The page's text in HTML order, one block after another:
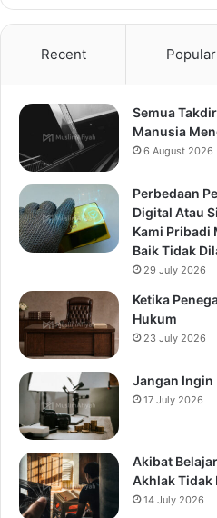
Recent Popular
Semua
Manusia
6 August 2026
Perbedaan
Digital Atau
Kami Pribadi
Baik Tidak
29 July 2026
Ketika
Hukum
23 July 2026
Jangan Ingin
17 July 2026
Akibat
Akhlak Tidak
14 July 2026